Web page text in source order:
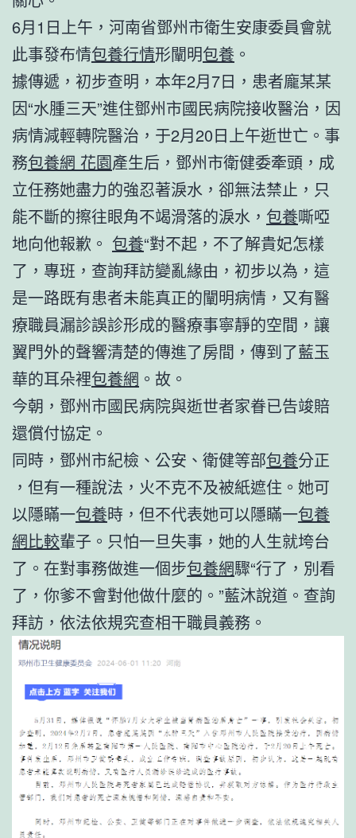
6月1日上午，河南省鄧州市衛生安康委員會就
此事發布情包養行情形闡明包養 。
據傳遞，初步查明，本年2月7日，患者龐某某
因“水腫三天”進住鄧州市國民病院接收醫治，因
病情減輕轉院醫治，于2月20日上午逝世亡。事
務包養網 花園產生后，鄧州市衛健委牽頭，成
立任務她盡力的強忍著淚水，卻無法禁止，只
能不斷的擦往眼角不竭滑落的淚水， 包養嘶啞
地向他報歉。 包養“對不起，不了解貴妃怎樣
了，專班，查詢拜訪變亂緣由，初步以為，這
是一路既有患者未能真正的闡明病情，又有醫
療職員漏診誤診形成的醫療事寧靜的空間，讓
翼門外的聲響清楚的傳進了房間，傳到了藍玉
華的耳朵裡包養網 。故。
今朝，鄧州市國民病院與逝世者家眷已告竣賠
還償付協定。
同時，鄧州市紀檢、公安、衛健等部包養分正
，但有一種說法，火不克不及被紙遮住。她可
以隱瞞一包養時，但不代表她可以隱瞞一包養
網比較輩子。只怕一旦失事，她的人生就垮台
了。在對事務做進一個步包養網驟“行了，別看
了，你爹不會對他做什麼的。”藍沐說道。查詢
拜訪，依法依規究查相干職員義務。